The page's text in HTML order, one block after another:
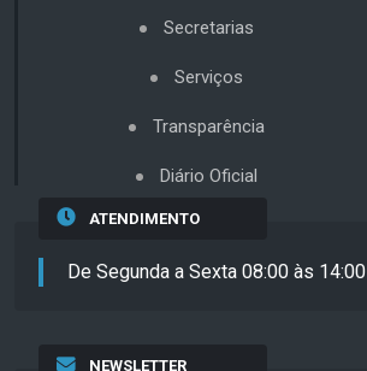
Secretarias
Serviços
Transparência
Diário Oficial
ATENDIMENTO
De Segunda a Sexta 08:00 às 14:00
NEWSLETTER